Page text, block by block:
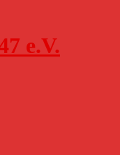
e.V.